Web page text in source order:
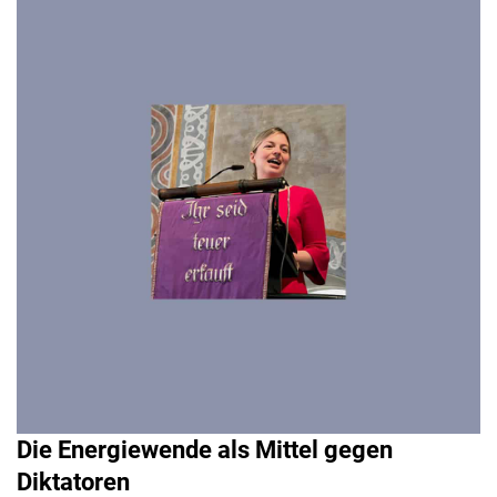
Die Energiewende als Mittel gegen
Diktatoren